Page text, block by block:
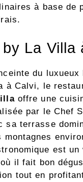
à base de
by La Villa
du luxueux
à Calvi, le
offre une
par le Chef
sa terrasse
montagnes
est un
il fait bon
tout en